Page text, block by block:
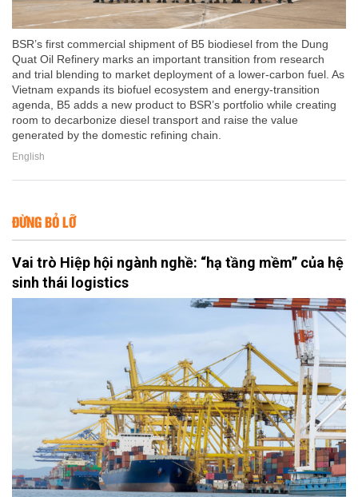
BSR’s first commercial shipment of B5 biodiesel from the Dung
Quat Oil Refinery marks an important transition from research
and trial blending to market deployment of a lower-carbon fuel. As
Vietnam expands its biofuel ecosystem and energy-transition
agenda, B5 adds a new product to BSR’s portfolio while creating
room to decarbonize diesel transport and raise the value
generated by the domestic refining chain.
English
ĐỪNG BỎ LỠ
Vai trò Hiệp hội ngành nghề: “hạ tầng mềm” của hệ
sinh thái logistics